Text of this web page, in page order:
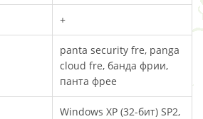
+
panta security fre, panga
cloud fre, банда фрии,
панта фрее
Windows XP (32-бит) SP2,